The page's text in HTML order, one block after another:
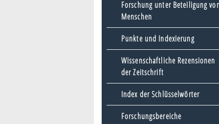
Forschung unter Beteiligung
Menschen
Punkte und Indexierung
Wissenschaftliche Rezensionen
der Zeitschrift
Index der Schlüsselwörter
Forschungsbereiche